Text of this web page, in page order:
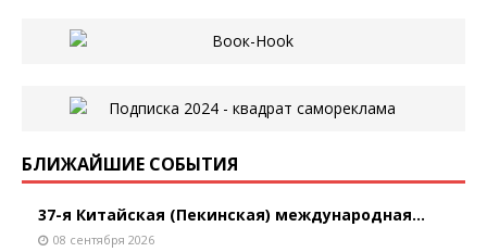
БЛИЖАЙШИЕ СОБЫТИЯ
37-я Китайская (Пекинская) международная...
08 сентября 2026